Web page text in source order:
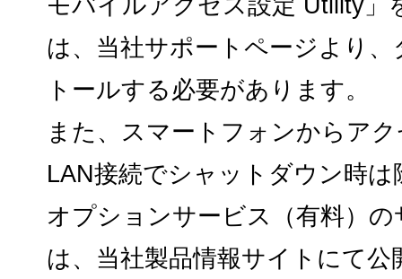
は、当社サポートページより
トールする必要があります。
また、スマートフォンからア
LAN接続でシャットダウン時は
オプションサービス（有料）
は、当社製品情報サイトにて公